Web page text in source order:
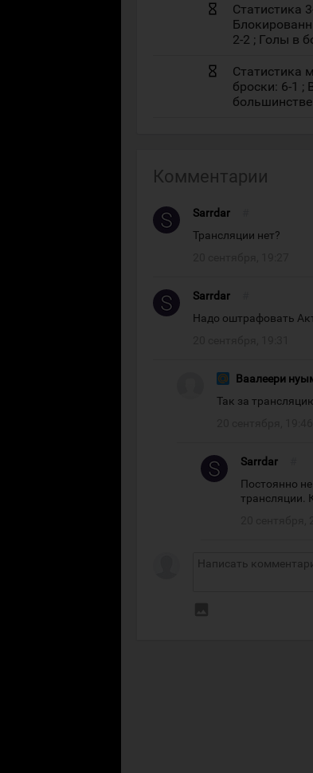
Статистика
2-2 ; Голы в
Статистика
броски: 6-1
Комментарии
Sarrdar
Трансляции нет?
Sarrdar
Надо оштрафовать
Ваалеери
Так за
Sarrdar
Постоянно
трансляции.